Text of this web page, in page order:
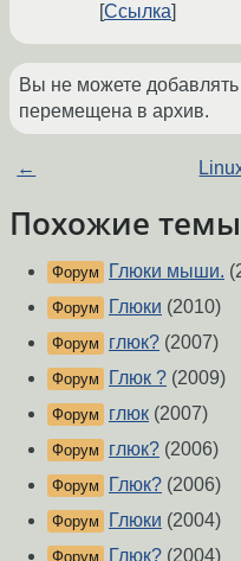
Ссылка
Вы не можете
перемещена в архив.
←
Похожие темы
Форум Глюки мыши.
Форум Глюки (2010)
Форум глюк? (2007)
Форум Глюк ? (2009)
Форум глюк (2007)
Форум глюк? (2006)
Форум Глюк? (2006)
Форум Глюки (2004)
Форум Глюк? (2004)